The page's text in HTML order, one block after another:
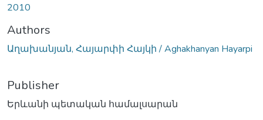
2010
Authors
Աղախանյան, Հայարփի Հայկի / Aghakhanyan Hayarpi
Publisher
Երևանի պետական համալսարան